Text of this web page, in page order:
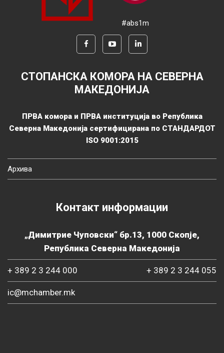
#abs1m
СТОПАНСКА КОМОРА НА СЕВЕРНА
МАКЕДОНИЈА
ПРВА комора и ПРВА институција во Република
Северна Македонија сертифицирана по СТАНДАРДОТ
ISO 9001:2015
Архива
Контакт информации
„Димитрие Чуповски“ бр.13, 1000 Скопје,
Република Северна Македонија
+ 389 2 3 244 000 + 389 2 3 244 055
ic@mchamber.mk